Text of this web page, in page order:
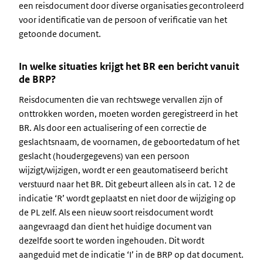
een reisdocument door diverse organisaties gecontroleerd
voor identificatie van de persoon of verificatie van het
getoonde document.
In welke situaties krijgt het BR een bericht vanuit
de BRP?
Reisdocumenten die van rechtswege vervallen zijn of
onttrokken worden, moeten worden geregistreerd in het
BR. Als door een actualisering of een correctie de
geslachtsnaam, de voornamen, de geboortedatum of het
geslacht (houdergegevens) van een persoon
wijzigt/wijzigen, wordt er een geautomatiseerd bericht
verstuurd naar het BR. Dit gebeurt alleen als in cat. 12 de
indicatie ‘R’ wordt geplaatst en niet door de wijziging op
de PL zelf. Als een nieuw soort reisdocument wordt
aangevraagd dan dient het huidige document van
dezelfde soort te worden ingehouden. Dit wordt
aangeduid met de indicatie ‘I’ in de BRP op dat document.